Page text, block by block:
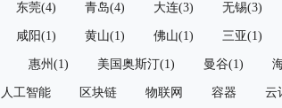
东莞(4) 青岛(4) 大连(3) 无锡(3)
咸阳(1) 黄山(1) 佛山(1) 三亚(1)
惠州(1) 美国奥斯汀(1) 曼谷(1)
人工智能 区块链 物联网 容器 云